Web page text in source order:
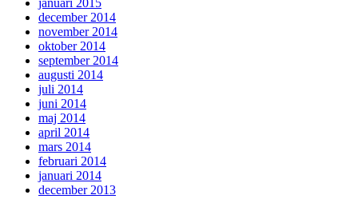
januari 2015
december 2014
november 2014
oktober 2014
september 2014
augusti 2014
juli 2014
juni 2014
maj 2014
april 2014
mars 2014
februari 2014
januari 2014
december 2013